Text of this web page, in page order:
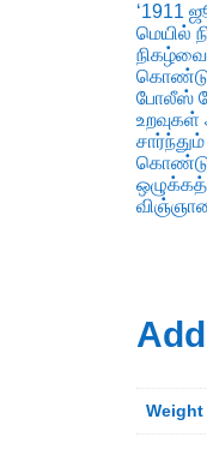
‘1911
மெயில்
போலீஸ்
உறவுகள்
கொண்டு
Weight